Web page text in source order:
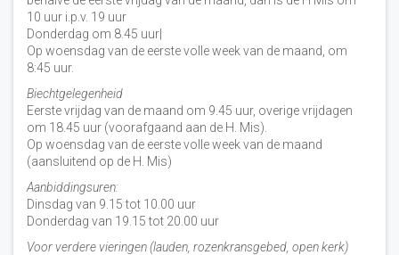
10 uur i.p.v. 19 uur
Donderdag om 8.45 uur|
Op woensdag van de eerste volle week van de maand, om
8:45 uur.
Biechtgelegenheid
Eerste vrijdag van de maand om 9.45 uur, overige vrijdagen
om 18.45 uur (voorafgaand aan de H. Mis).
Op woensdag van de eerste volle week van de maand
(aansluitend op de H. Mis)
Aanbiddingsuren:
Dinsdag van 9.15 tot 10.00 uur
Donderdag van 19.15 tot 20.00 uur
Voor verdere vieringen (lauden, rozenkransgebed, open kerk)